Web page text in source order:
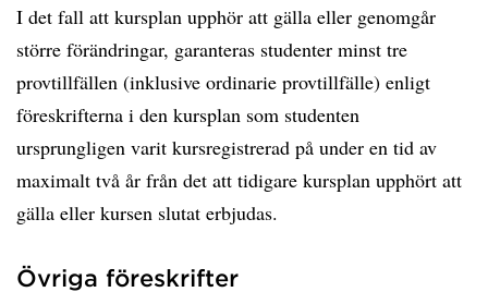
I det fall att kursplan upphör att gälla eller genomgår
större förändringar, garanteras studenter minst tre
provtillfällen (inklusive ordinarie provtillfälle) enligt
föreskrifterna i den kursplan som studenten
ursprungligen varit kursregistrerad på under en tid av
maximalt två år från det att tidigare kursplan upphört att
gälla eller kursen slutat erbjudas.
Övriga föreskrifter